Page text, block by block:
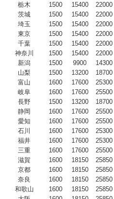
栃木
1500 15400 22000
茨城
1500 15400 22000
埼玉
1500 15400 22000
東京
1500 15400 22000
千葉
1500 15400 22000
神奈川
1500 15400 22000
新潟
1500 9900 14300
山梨
1500 13200 18700
富山
1600 17600 25300
岐阜
1600 17600 25500
長野
1500 13200 18700
静岡
1600 17600 25500
愛知
1600 17600 25500
石川
1600 17600 25300
福井
1600 17600 25300
三重
1600 17600 25500
滋賀
1600 18150 25850
京都
1600 18150 25850
奈良
1600 18150 25850
和歌山
1600 18150 25850